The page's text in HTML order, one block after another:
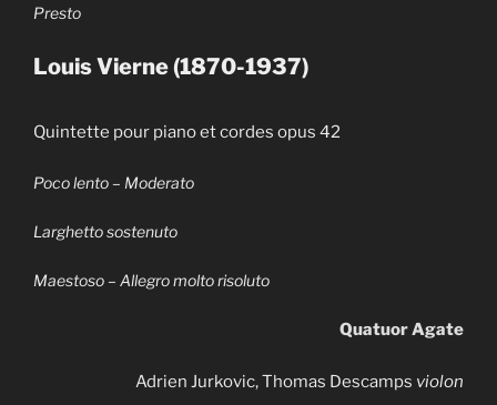
Presto
Louis Vierne (1870-1937)
Quintette pour piano et cordes opus 42
Poco lento – Moderato
Larghetto sostenuto
Maestoso – Allegro molto risoluto
Quatuor Agate
Adrien Jurkovic, Thomas Descamps violon